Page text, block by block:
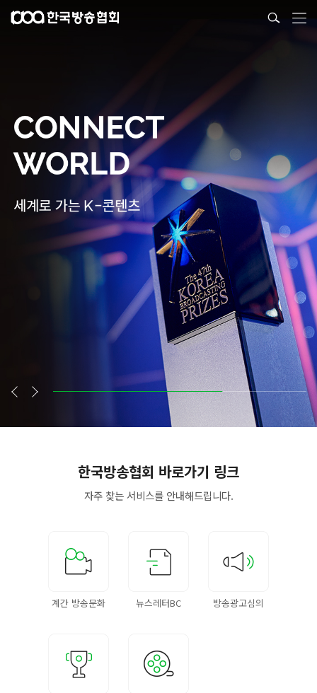
한국방송협회 바로가기 링크
자주 찾는 서비스를안내해드립니다.
계간 방송문화 뉴스레터BC 방송광고심의